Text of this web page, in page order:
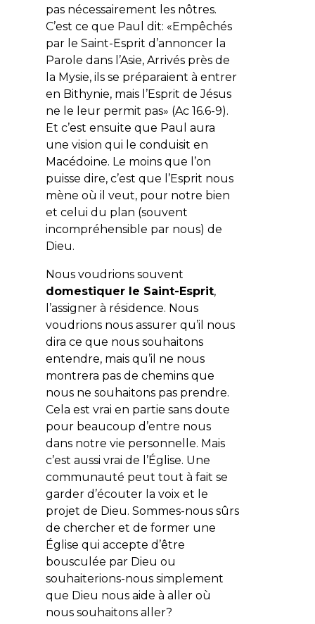
pas nécessairement les nôtres.
C’est ce que Paul dit: «Empêchés
par le Saint-Esprit d’annoncer la
Parole dans l’Asie, Arrivés près de
la Mysie, ils se préparaient à entrer
en Bithynie, mais l’Esprit de Jésus
ne le leur permit pas» (Ac 16.6-9).
Et c’est ensuite que Paul aura
une vision qui le conduisit en
Macédoine. Le moins que l’on
puisse dire, c’est que l’Esprit nous
mène où il veut, pour notre bien
et celui du plan (souvent
incompréhensible par nous) de
Dieu.
Nous voudrions souvent
domestiquer le Saint-Esprit,
l’assigner à résidence. Nous
voudrions nous assurer qu’il nous
dira ce que nous souhaitons
entendre, mais qu’il ne nous
montrera pas de chemins que
nous ne souhaitons pas prendre.
Cela est vrai en partie sans doute
pour beaucoup d’entre nous
dans notre vie personnelle. Mais
c’est aussi vrai de l’Église. Une
communauté peut tout à fait se
garder d’écouter la voix et le
projet de Dieu. Sommes-nous sûrs
de chercher et de former une
Église qui accepte d’être
bousculée par Dieu ou
souhaiterions-nous simplement
que Dieu nous aide à aller où
nous souhaitons aller?